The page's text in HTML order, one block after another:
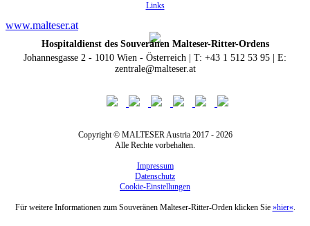
Links
www.malteser.at
Hospitaldienst des Souveränen Malteser-Ritter-Ordens
Johannesgasse 2 - 1010 Wien - Österreich | T: +43 1 512 53 95 | E:
zentrale@malteser.at
Copyright © MALTESER Austria 2017 - 2026
Alle Rechte vorbehalten.
Impressum
Datenschutz
Cookie-Einstellungen
Für weitere Informationen zum Souveränen Malteser-Ritter-Orden klicken Sie »hier«.